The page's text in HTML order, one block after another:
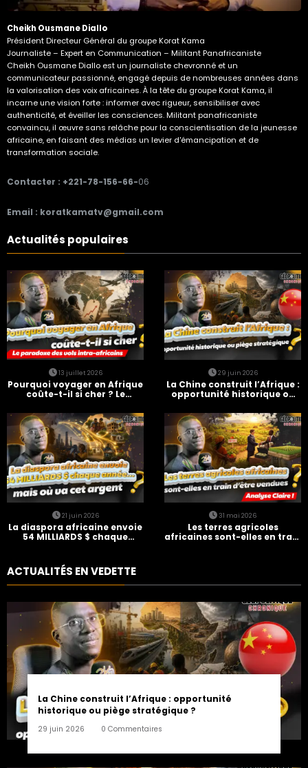
Cheikh Ousmane Diallo
Président Directeur Général du groupe Korat Kama
Journaliste – Expert en Communication – Militant Panafricaniste
Cheikh Ousmane Diallo est un journaliste chevronné et un
communicateur passionné, engagé depuis de nombreuses années dans
la valorisation des voix africaines. À la tête du groupe Korat Kama, il
incarne une vision forte : informer avec rigueur, sensibiliser avec
authenticité, et éveiller les consciences. Militant panafricaniste
convaincu, il œuvre sans relâche pour la conscientisation de la jeunesse
africaine, en faisant des médias un levier d'émancipation et de
transformation sociale.
Contacter : +221-78-156-66-06
Email : koratkamatv@gmail.com
Actualités populaires
13 juillet 2026
Pourquoi voyager en Afrique
coûte-t-il si cher ? Le
africains
29 juin 2026
La Chine construit l’Afrique :
opportunité historique ou
21 juin 2026
La diaspora africaine envoie
54 MILLIARDS $ chaque
31 mai 2026
Les terres agricoles
africaines sont-elles en train
ACTUALITÉS EN VEDETTE
La Chine construit l’Afrique : opportunité
historique ou piège stratégique ?
29 juin 2026 0 Commentaires